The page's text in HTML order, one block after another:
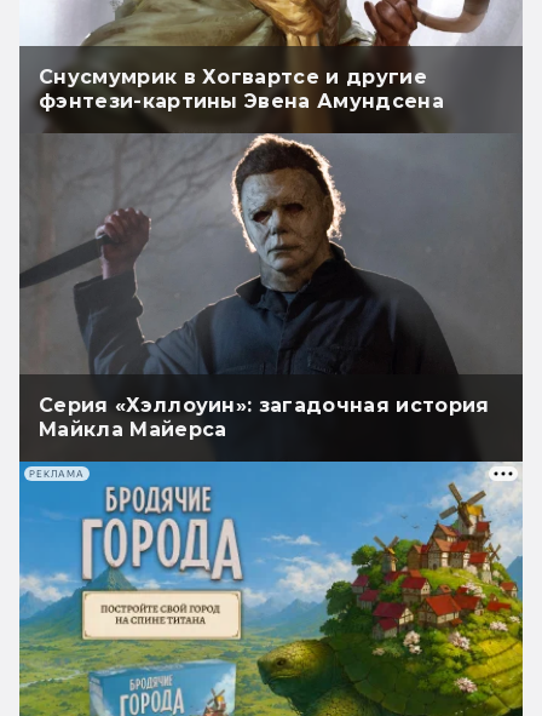
Снусмумрик в Хогвартсе и другие
фэнтези-картины Эвена Амундсена
Серия «Хэллоуин»: загадочная история
Майкла Майерса
РЕКЛАМА